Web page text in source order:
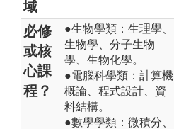
域
必修
或核
心課
程？
●生物學類：生理學、
生物學、分子生物
學、生物化學。
●電腦科學類：計算機
概論、程式設計、資
料結構。
●數學學類：微積分、